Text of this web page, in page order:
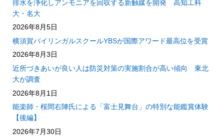
排水を浄化しアンモニアを回収する新触媒を開発 高知工科
大・名大
2026年8月5日
横須賀バイリンガルスクールYBSが国際アワード最高位を受賞
2026年8月3日
近所づきあいが良い人は防災対策の実施割合が高い傾向 東北
大が調査
2026年8月1日
能楽師・桜間右陣氏による「富士見舞台」の特別な能鑑賞体験
【後編】
2026年7月30日